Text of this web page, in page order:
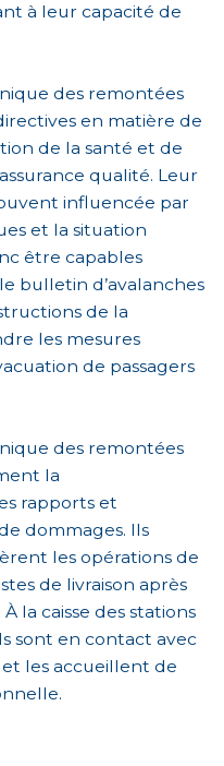
à leur capacité de
des remontées
en matière de
de la santé et de
qualité. Leur
influencée par
et la situation
être capables
bulletin d’avalanches
de la
les mesures
de passagers
des remontées
la
rapports et
dommages. Ils
les opérations de
de livraison après
la caisse des stations
sont en contact avec
les accueillent de